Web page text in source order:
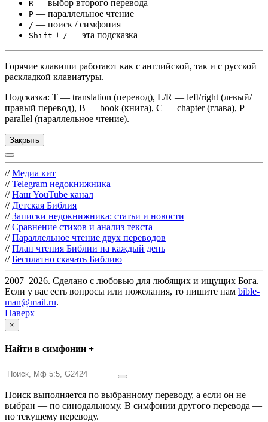
R — выбор второго перевода
P — параллельное чтение
/ — поиск / симфония
Shift + / — эта подсказка
Горячие клавиши работают как с английской, так и с русской
раскладкой клавиатуры.
Подсказка: T — translation (перевод), L/R — left/right (левый/
правый перевод), B — book (книга), C — chapter (глава), P —
parallel (параллельное чтение).
Закрыть
// Медиа кит
// Telegram недокнижника
// Наш YouTube канал
// Детская Библия
// Записки недокнижника: статьи и новости
// Сравнение стихов и анализ текста
// Параллельное чтение двух переводов
// План чтения Библии на каждый день
// Бесплатно скачать Библию
2007–2026. Сделано с любовью для любящих и ищущих Бога.
Если у вас есть вопросы или пожелания, то пишите нам bible-
man@mail.ru.
Наверх
×
Найти в симфонии +
Поиск выполняется по выбранному переводу, а если он не
выбран — по синодальному. В симфонии другого перевода —
по текущему переводу.